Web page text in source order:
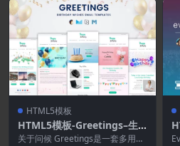
HTML5模板
HTML5模板-Greetings–生
日祝福电子邮件模板包
关于问候 Greetings是一套多用途